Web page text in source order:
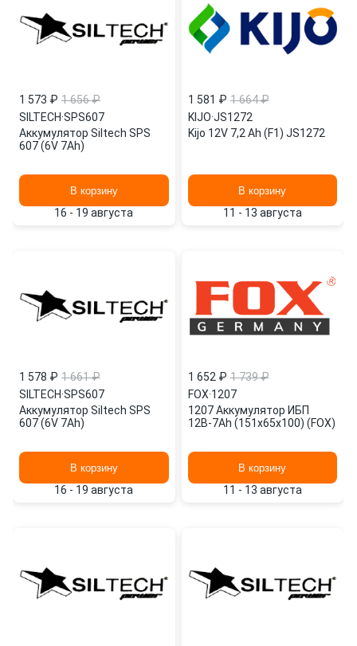
1 573 ₽ 1 656 ₽
SILTECH·SPS607
Аккумулятор Siltech SPS
607 (6V 7Ah)
В корзину
16 - 19 августа
1 581 ₽ 1 664 ₽
KIJO·JS1272
Kijo 12V 7,2 Ah (F1) JS1272
В корзину
11 - 13 августа
1 578 ₽ 1 661 ₽
SILTECH·SPS607
Аккумулятор Siltech SPS
607 (6V 7Ah)
В корзину
16 - 19 августа
1 652 ₽ 1 739 ₽
FOX·1207
1207 Аккумулятор ИБП
12В-7Ah (151х65х100) (FOX)
В корзину
11 - 13 августа